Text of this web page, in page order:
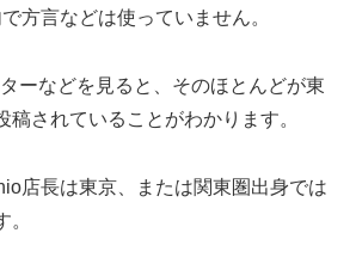
方言などは使っていません。
ーなどを見ると、そのほとんどが東
稿されていることがわかります。
店長は東京、または関東圏出身では